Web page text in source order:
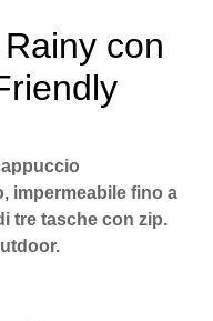
con
impermeabile fino a
tre tasche con zip.